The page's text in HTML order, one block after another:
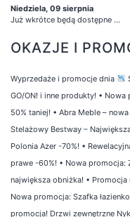
Niedziela, 09 sierpnia
Już wkrótce będą dostępne ...
OKAZJE I
Wyprzedaże i promocje dnia
GO/ON! i inne produkty! • Nowa
50% taniej! • Abra Meble –
Stelażowy Bestway –
Polonia Azer -70%! •
prawe -60%! • Nowa promocja:
największa obniżka! • Promocja
Nowa promocja: Szafka
promocja! Drzwi zewnętrzne